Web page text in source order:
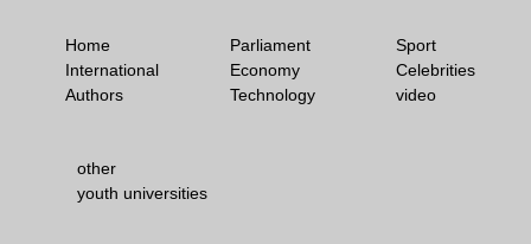
Home
International
Authors
Parliament
Economy
Technology
Sport
Celebrities
video
other
youth universities